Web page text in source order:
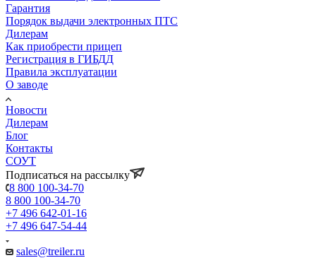
Гарантия
Порядок выдачи электронных ПТС
Дилерам
Как приобрести прицеп
Регистрация в ГИБДД
Правила эксплуатации
О заводе
Новости
Дилерам
Блог
Контакты
СОУТ
Подписаться на рассылку
8 800 100-34-70
8 800 100-34-70
+7 496 642-01-16
+7 496 647-54-44
sales@treiler.ru